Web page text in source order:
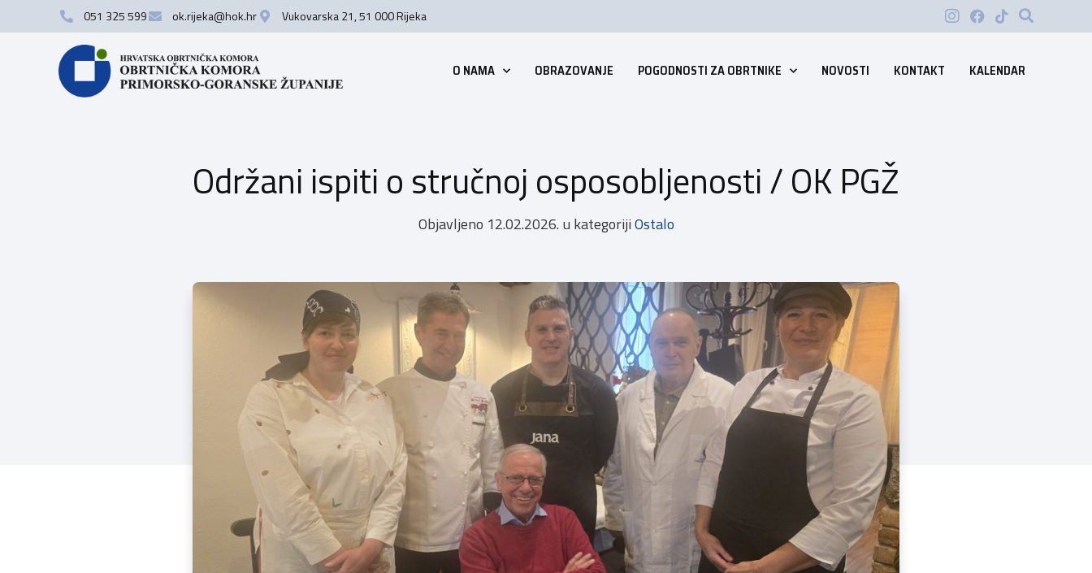
051 325 599 ok.rijeka@hok.hr Vukovarska 21, 51 000 Rijeka
O NAMA OBRAZOVANJE POGODNOSTI ZA OBRTNIKE NOVOSTI KONTAKT KALENDAR
Održani ispiti o stručnoj osposobljenosti / OK PGŽ
Objavljeno 12.02.2026. u kategorijiOstalo